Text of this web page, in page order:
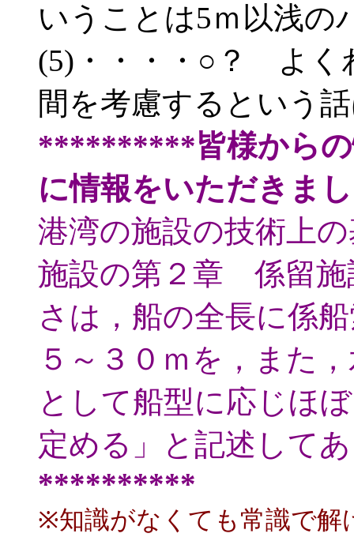
いうことは5ｍ以浅の
(5)・・・・○？ よく
間を考慮するという
**********皆様からの
に情報をいただきま
港湾の施設の技術上
施設の第２章 係留施
さは，船の全長に係
５～３０ｍを，また
として船型に応じほ
定める」と記述して
**********
※知識がなくても常識で解